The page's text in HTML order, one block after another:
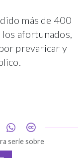
más de 400
afortunados,
prevaricar y
serie sobre